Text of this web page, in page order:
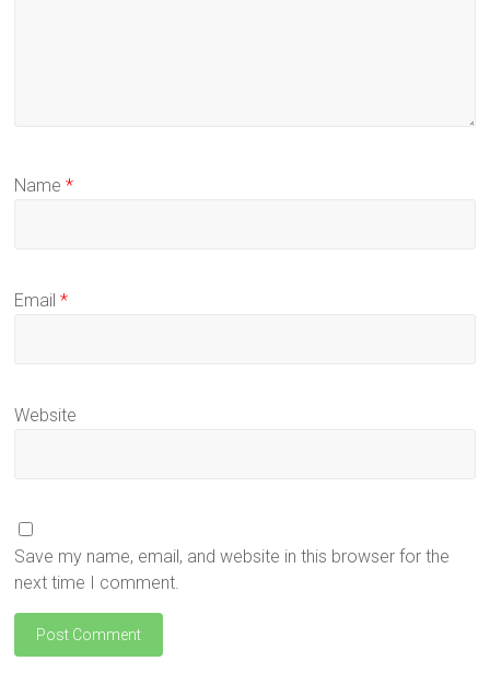
Name*
Email*
Website
Save my name, email, and website in this browser for the
next time I comment.